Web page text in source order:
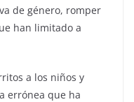
de género, romper
han limitado a
a los niños y
errónea que ha